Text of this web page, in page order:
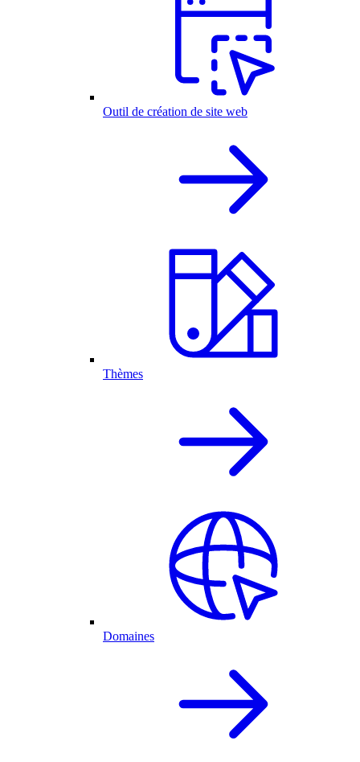
Outil de création de site web
Thèmes
Domaines